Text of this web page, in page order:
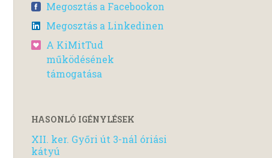
Megosztás a Facebookon
Megosztás a Linkedinen
A KiMitTud
működésének
támogatása
HASONLÓ IGÉNYLÉSEK
XII. ker. Győri út 3-nál óriási
kátyú